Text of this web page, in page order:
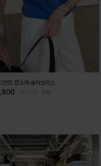
먼트 캡소매 슬리브리스
5%